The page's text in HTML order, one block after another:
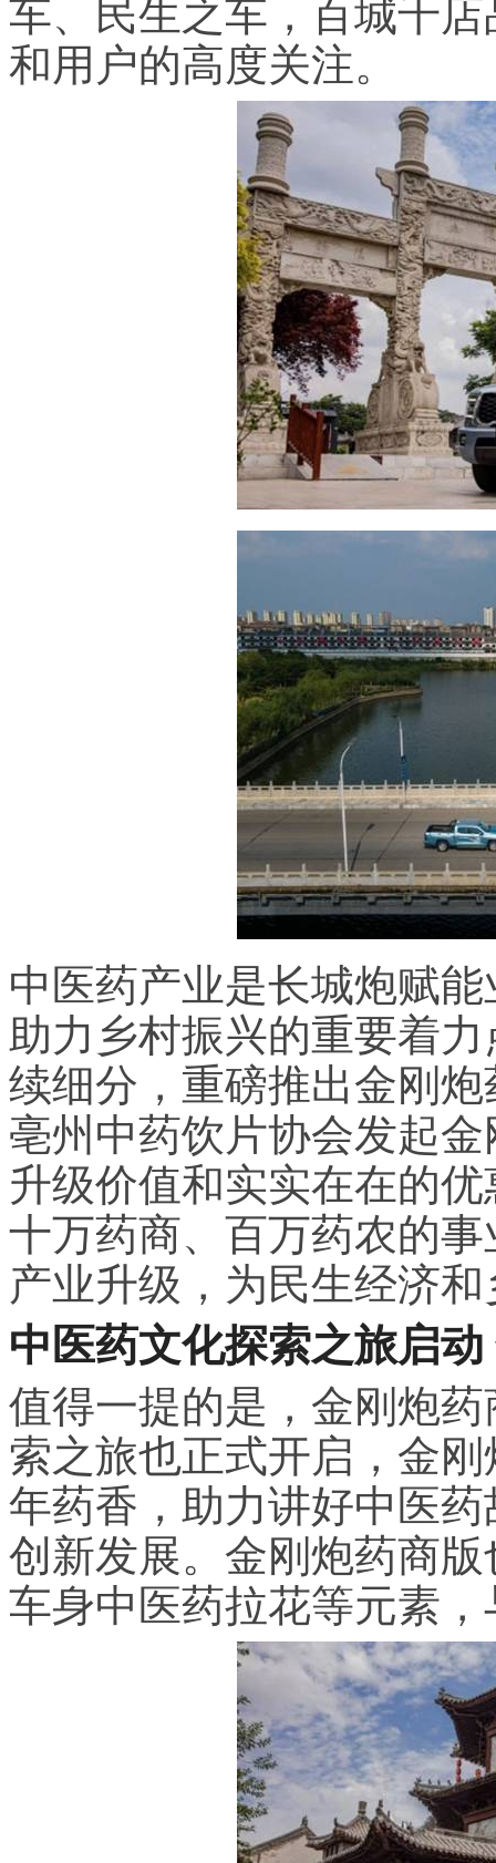
车、民生之车，百城千
和用户的高度关注。
中医药产业是长城炮赋
助力乡村振兴的重要着
续细分，重磅推出金刚
亳州中药饮片协会发起
升级价值和实实在在的
十万药商、百万药农的
产业升级，为民生经济
中医药文化探索之旅启动
值得一提的是，金刚炮
索之旅也正式开启，金
年药香，助力讲好中医
创新发展。金刚炮药商
车身中医药拉花等元素